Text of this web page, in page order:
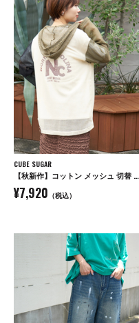
CUBE SUGAR
【秋新作】コットン メッシュ 切替 ビッグパーカー
¥7,920 （税込）